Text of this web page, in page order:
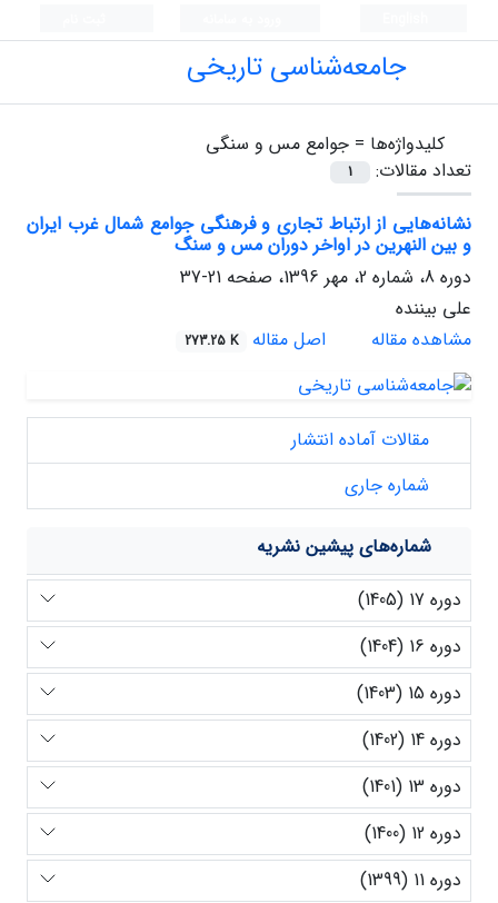
جامعه‌شناسی تاریخی
کلیدواژه‌ها = جوامع مس و سنگی
تعداد مقالات:
1
نشانه‌هایی از ارتباط تجاری و فرهنگی جوامع شمال غرب ایران
و بین النهرین در اواخر دوران مس و سنگ
دوره 8، شماره 2، مهر 1396، صفحه
21-37
علی بیننده
مشاهده مقاله
اصل مقاله 273.25 K
مقالات آماده انتشار
شماره جاری
شماره‌های پیشین نشریه
دوره 17 (1405)
دوره 16 (1404)
دوره 15 (1403)
دوره 14 (1402)
دوره 13 (1401)
دوره 12 (1400)
دوره 11 (1399)